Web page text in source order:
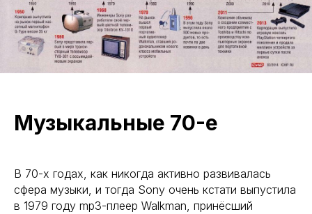
Музыкальные 70-е
В 70-х годах, как никогда активно развивалась
сфера музыки, и тогда Sony очень кстати выпустила
в 1979 году mp3-плеер Walkman, принёсший
УСЛУГИ